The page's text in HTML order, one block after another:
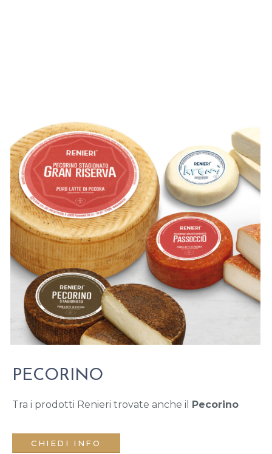
PECORINO
Tra i prodotti Renieri trovate anche il Pecorino
CHIEDI INFO